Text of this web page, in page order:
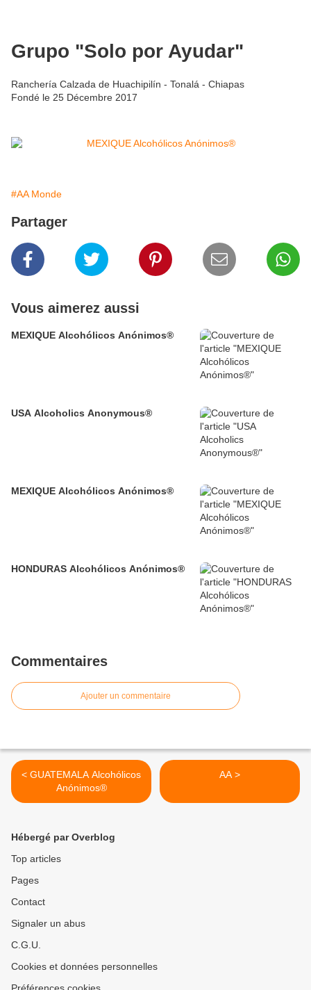
Grupo "Solo por Ayudar"
Ranchería Calzada de Huachipilín - Tonalá - Chiapas
Fondé le 25 Décembre 2017
#AA Monde
Partager
Vous aimerez aussi
MEXIQUE Alcohólicos Anónimos®
USA Alcoholics Anonymous®
MEXIQUE Alcohólicos Anónimos®
HONDURAS Alcohólicos Anónimos®
Commentaires
Ajouter un commentaire
< GUATEMALA Alcohólicos
Anónimos®
AA >
Hébergé par Overblog
Top articles
Pages
Contact
Signaler un abus
C.G.U.
Cookies et données personnelles